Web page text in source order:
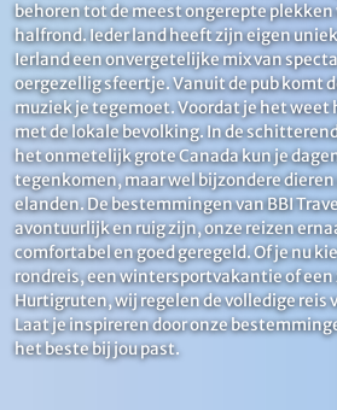
behoren tot de meest ongerepte
halfrond. Ieder land heeft zijn eigen
Ierland een onvergetelijke mix van
oergezellig sfeertje. Vanuit de pub komt
muziek je tegemoet. Voordat je het weet
met de lokale bevolking. In de
het onmetelijk grote Canada kun je
tegenkomen, maar wel bijzondere dieren
elanden. De bestemmingen van BBI
avontuurlijk en ruig zijn, onze reizen
comfortabel en goed geregeld. Of je nu
rondreis, een wintersportvakantie of een
Hurtigruten, wij regelen de volledige reis
Laat je inspireren door onze
het beste bij jou past.